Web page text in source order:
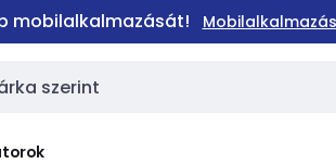
mobilalkalmazását!